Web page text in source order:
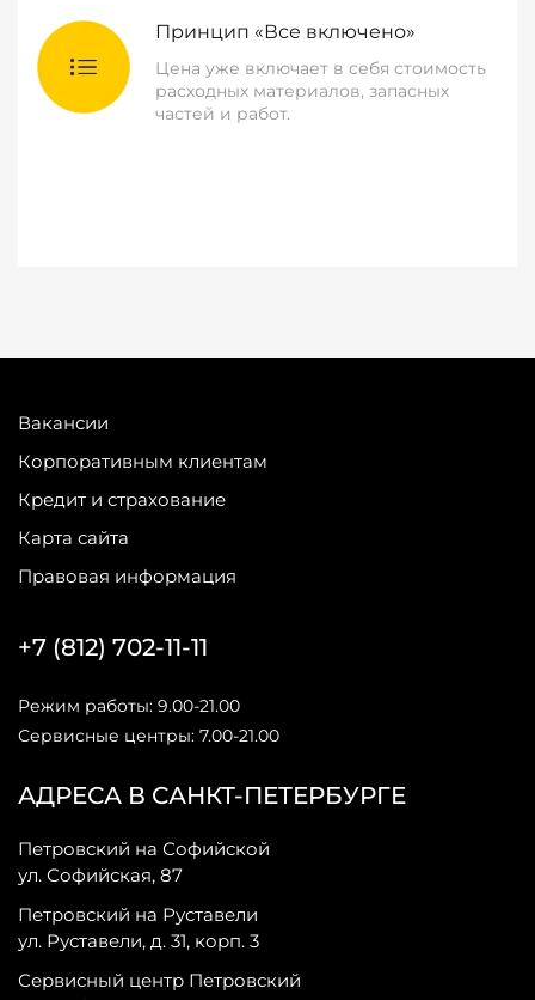
Принцип «Все включено»
Цена уже включает в себя стоимость
расходных материалов, запасных
частей и работ.
Вакансии
Корпоративным клиентам
Кредит и страхование
Карта сайта
Правовая информация
АДРЕСА В САНКТ-ПЕТЕРБУРГЕ
Петровский на Софийской
ул. Софийская, 87
Петровский на Руставели
ул. Руставели, д. 31, корп. 3
Сервисный центр Петровский
+7 (812) 702-11-11
Режим работы: 9.00-21.00
Сервисные центры: 7.00-21.00